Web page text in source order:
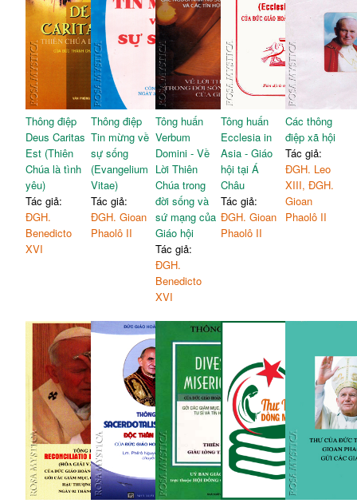
Thông điệp
Deus Caritas
Est (Thiên
Chúa là tình
yêu)
Tác giả:
ĐGH.
Benedicto
XVI
Thông điệp
Tin mừng về
sự sống
(Evangelium
Vitae)
Tác giả:
ĐGH. Gioan
Phaolô II
Tông huấn
Verbum
Domini - Về
Lời Thiên
Chúa trong
đời sống và
sứ mạng của
Giáo hội
Tác giả:
ĐGH.
Benedicto
XVI
Tông huấn
Ecclesia in
Asia - Giáo
hội tại Á
Châu
Tác giả:
ĐGH. Gioan
Phaolô II
Các thông
điệp xã hội
Tác giả:
ĐGH. Leo
XIII, ĐGH.
Gioan
Phaolô II